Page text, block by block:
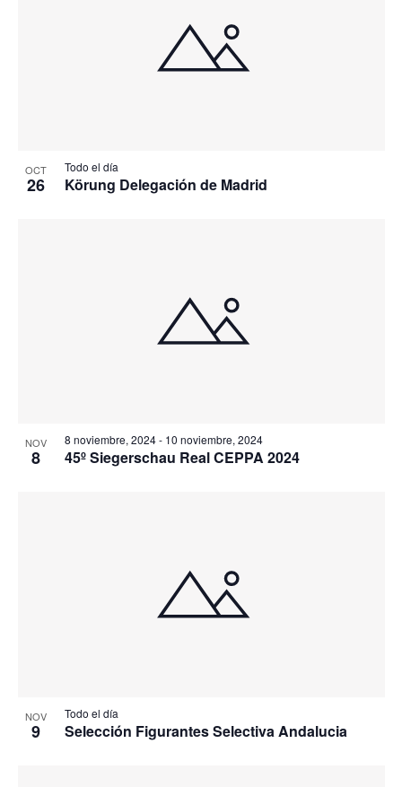
OCT
26
Todo el día
Körung Delegación de Madrid
NOV
8
8 noviembre, 2024- 10 noviembre, 2024
45º Siegerschau Real CEPPA 2024
NOV
9
Todo el día
Selección Figurantes Selectiva Andalucia